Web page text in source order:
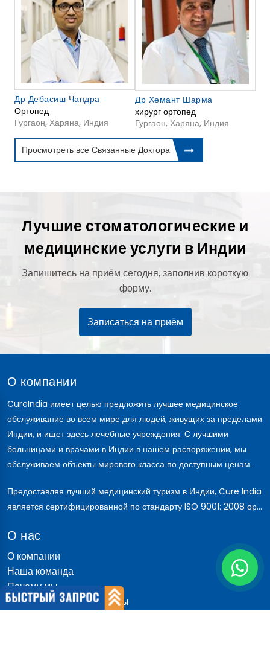
Др Дебасиш Чандра
Ортопед
Гургаон, Харяна, Индия
Др Хемант Шарма
хирург ортопед
Гургаон, Харяна, Индия
Просмотреть все Связанные Доктора
Лучшие стоматологические и
медицинские услуги в Индии
Запишитесь на приём сегодня, заполнив короткую
форму.
Записаться на приём
О компании
CureIndia имеет целью предложить лучшее медицинское
обслуживание во всем мире для людей, живущих за пределами
Индии, и ищет здесь лечебные учреждения. С лучшими
больницами и врачами в Индии в нашем распоряжении, мы
обслуживаем объекты мирового класса по доступным ценам.
Предоставляя лучший медицинский туризм в Индии, Cure India
является сертифицированной по стандарту ISO 9001: 2008 ор...
О нас
О компании
Наша команда
Почему мы
Международные пациенты